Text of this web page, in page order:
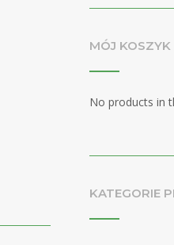
MÓJ KOSZYK
No products in
KATEGORIE